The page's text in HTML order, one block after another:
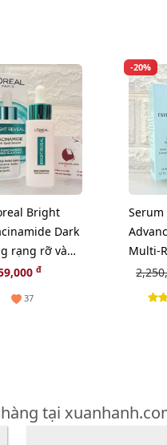
Bright
Dark
rạng rỡ và
nám, 30ml
đ
37
-20%
Serum
Multi-
lão
50ml
tại